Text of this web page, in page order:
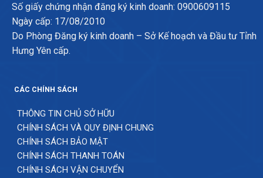
Số giấy chứng nhận đăng ký kinh doanh: 0900609115
Ngày cấp: 17/08/2010
Do Phòng Đăng ký kinh doanh – Sở Kế hoạch và Đầu tư Tỉnh
Hưng Yên cấp.
CÁC CHÍNH SÁCH
THÔNG TIN CHỦ SỞ HỮU
CHÍNH SÁCH VÀ QUY ĐỊNH CHUNG
CHÍNH SÁCH BẢO MẬT
CHÍNH SÁCH THANH TOÁN
CHÍNH SÁCH VẬN CHUYỂN